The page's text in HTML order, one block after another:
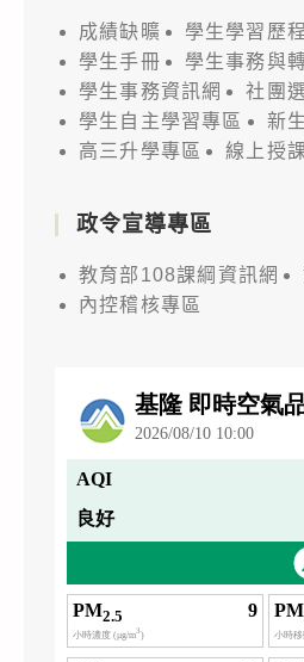
成績缺曠
學生學習歷
學生手冊
學生事務與
學生事務資訊網
社團
學生自主學習專區
新
高三升學專區
線上授
政令宣導專區
教育部108課綱資訊網
內控稽核專區